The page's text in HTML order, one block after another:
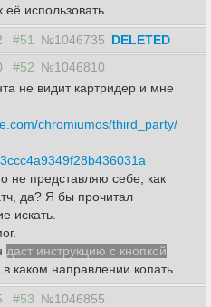
использовать.
#51 №1046735 DELETED
#52 №1046810
не видит картридер и мне
chromiumos/third_party/
не представляю себе, как
да? Я бы прочитал
искать.
даст инструкцию с кнопкой
в каком направлении копать.
#53 №1046855